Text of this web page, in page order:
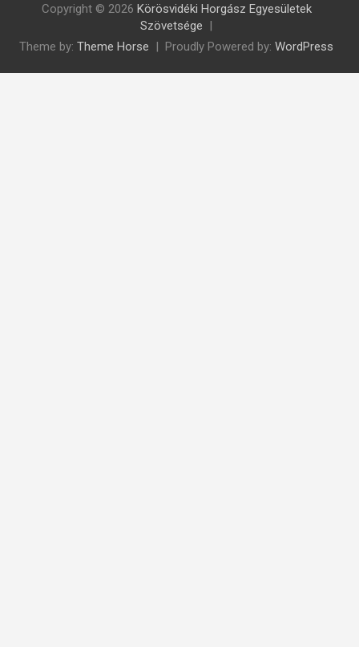
Copyright © 2026 Körösvidéki Horgász Egyesületek
Szövetsége
Theme by: Theme Horse Proudly Powered by: WordPress